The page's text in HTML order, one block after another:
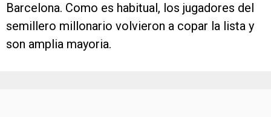
Barcelona. Como es habitual, los jugadores del
semillero millonario volvieron a copar la lista y
son amplia mayoria.